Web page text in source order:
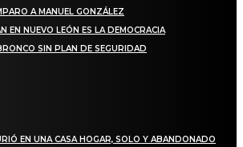
A MANUEL GONZÁLEZ
EN NUEVO LEÓN ES LA DEMOCRACIA
SIN PLAN DE SEGURIDAD
EN UNA CASA HOGAR, SOLO Y ABANDONADO